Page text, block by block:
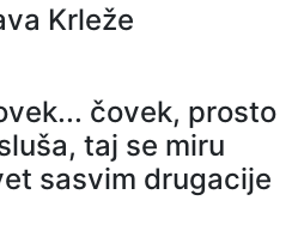
Krleže
čovek, prosto
taj se miru
sasvim drugacije